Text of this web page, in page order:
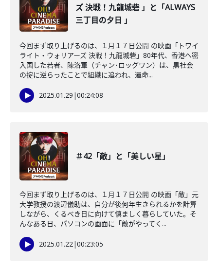
ズ 決戦！九龍城砦 」と「ALWAYS
三丁目の夕日 」
今回まず取り上げるのは、１月１７日公開 の映画「トワイ
ライト・ウォリアーズ 決戦！九龍城砦」80年代、香港へ密
入国した若者、陳洛軍（チャン･ロッグワン）は、黒社会
の掟に逆らったことで組織に追われ、運命...
2025.01.29 |00:24:08
＃42「敵」と「美しい星」
今回まず取り上げるのは、１月１７日公開 の映画「敵」元
大学教授の渡辺儀助は、自分が後何年生きられるかを計算
しながら、くるべき日に向けて慎ましく暮らしていた。そ
んなある日、パソコンの画面に「敵がやってく...
2025.01.22|00:23:05